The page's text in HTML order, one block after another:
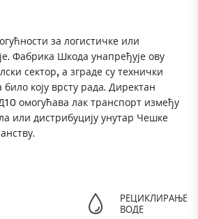
за логистичке или
Фабрика Шкода унапређује ову
сектор, а зграде су технички
коју врсту рада. Директан
омогућава лак транспорт између
или дистрибуцију унутар Чешке
РЕЦИКЛИРАЊЕ
ВОДЕ